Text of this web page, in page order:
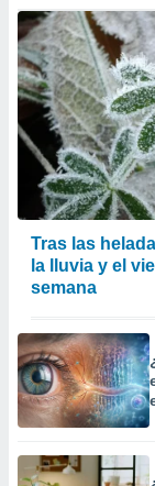
Tras las
la lluvia y el
semana